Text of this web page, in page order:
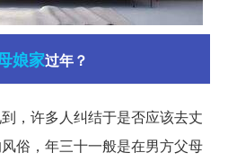
娘家过年？
，许多人纠结于是否应该去丈
俗，年三十一般是在男方父母